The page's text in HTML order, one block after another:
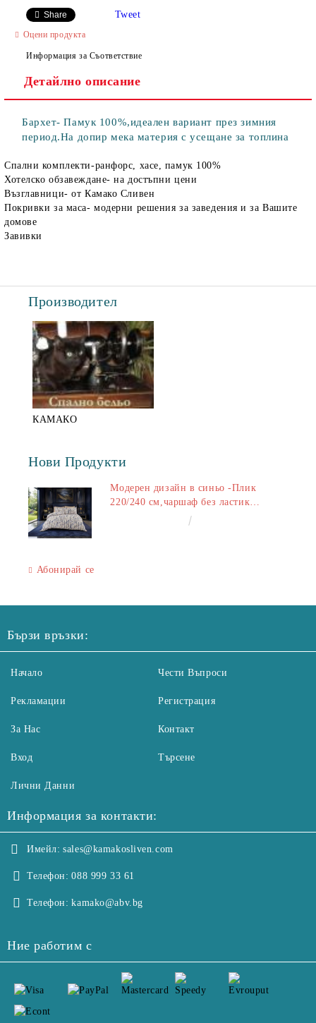
Share Tweet
Оцени продукта
Информация за Съответствие
Детайлно описание
Бархет- Памук 100%,идеален вариант през зимния
период.На допир мека материя с усещане за топлина
Спални комплекти-ранфорс, хасе, памук 100%
Хотелско обзавеждане- на достъпни цени
Възглавници- от Камако Сливен
Покривки за маса- модерни решения за заведения и за Вашите
домове
Завивки
Производител
КАМАКО
Нови Продукти
Модерен дизайн в синьо -Плик
220/240 см,чаршаф без ластик
240/260 см,калъфки 2+2
Абонирай се
Бързи връзки:
Начало
Рекламации
За Нас
Вход
Чести Въпроси
Регистрация
Контакт
Търсене
Лични Данни
Информация за контакти:
Имейл: sales@kamakosliven.com
Телефон: 088 999 33 61
Телефон: kamako@abv.bg
Ние работим с